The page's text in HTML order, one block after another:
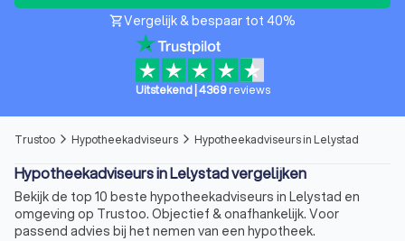
shopping_cartVergelijk & bespaar tot 40%
Uitstekend| 4369 reviews
Trustoo arrow_forward_ios Hypotheekadviseurs arrow_forward_ios Hypotheekadviseurs in Lelystad
Hypotheekadviseurs in Lelystad vergelijken
Bekijk de top 10 beste hypotheekadviseurs in Lelystad en
omgeving op Trustoo. Objectief & onafhankelijk. Voor
passend advies bij het nemen van een hypotheek.